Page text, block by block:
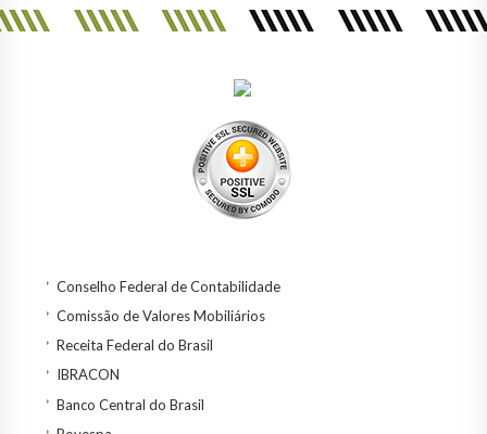
Conselho Federal de Contabilidade
Comissão de Valores Mobiliários
Receita Federal do Brasil
IBRACON
Banco Central do Brasil